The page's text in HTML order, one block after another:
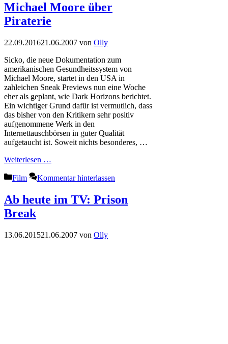
Michael Moore über
Piraterie
22.09.201621.06.2007 von Olly
Sicko, die neue Dokumentation zum
amerikanischen Gesundheitssystem von
Michael Moore, startet in den USA in
zahleichen Sneak Previews nun eine Woche
eher als geplant, wie Dark Horizons berichtet.
Ein wichtiger Grund dafür ist vermutlich, dass
das bisher von den Kritikern sehr positiv
aufgenommene Werk in den
Internettauschbörsen in guter Qualität
aufgetaucht ist. Soweit nichts besonderes, …
Weiterlesen …
Kategorien
Film Kommentar hinterlassen
Ab heute im TV: Prison
Break
13.06.201521.06.2007 von Olly